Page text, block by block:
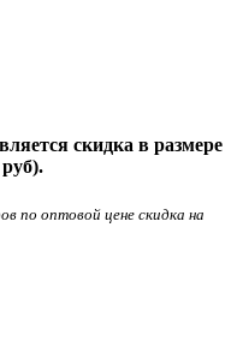
скидка в размере
по оптовой цене скидка на